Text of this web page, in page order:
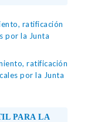
ratificación
por la Junta
ratificación
por la Junta
PARA LA